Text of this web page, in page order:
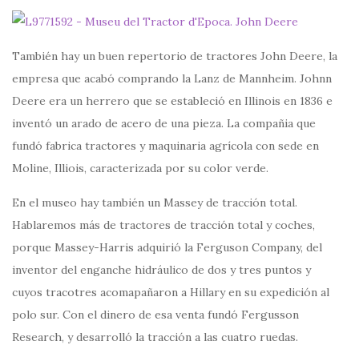
También hay un buen repertorio de tractores John Deere, la
empresa que acabó comprando la Lanz de Mannheim. Johnn
Deere era un herrero que se estableció en Illinois en 1836 e
inventó un arado de acero de una pieza. La compañia que
fundó fabrica tractores y maquinaria agrícola con sede en
Moline, Illiois, caracterizada por su color verde.
En el museo hay también un Massey de tracción total.
Hablaremos más de tractores de tracción total y coches,
porque Massey-Harris adquirió la Ferguson Company, del
inventor del enganche hidráulico de dos y tres puntos y
cuyos tracotres acomapañaron a Hillary en su expedición al
polo sur. Con el dinero de esa venta fundó Fergusson
Research, y desarrolló la tracción a las cuatro ruedas.